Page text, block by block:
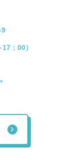
9
：00）